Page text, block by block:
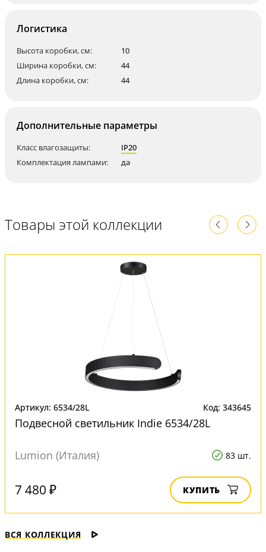
Логистика
Высота коробки, см:
10
Ширина коробки, см:
44
Длина коробки, см:
44
Дополнительные параметры
Класс влагозащиты:
IP20
Комплектация лампами:
да
Товары этой коллекции
Артикул: 6534/28L Код: 343645
Подвесной светильник Indie 6534/28L
Lumion (Италия) 83 шт.
7 480 ₽ КУПИТЬ
ВСЯ КОЛЛЕКЦИЯ